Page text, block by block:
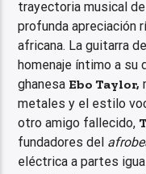
trayectoria musical de
profunda apreciación
africana. La guitarra
homenaje íntimo a su
ghanesa Ebo Taylor,
metales y el estilo
otro amigo fallecido,
fundadores del
eléctrica a partes